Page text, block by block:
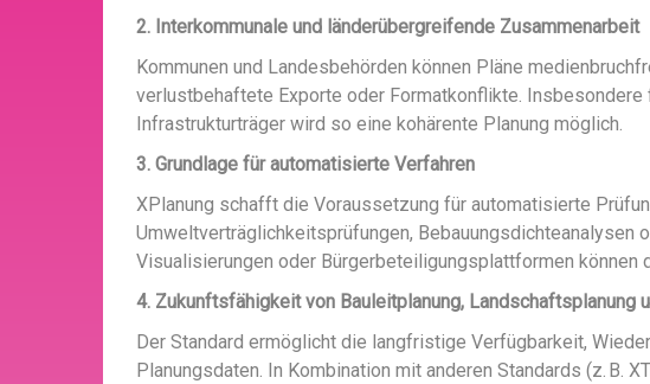
2. Interkommunale und länderübergreifende Zusammenarbeit
Kommunen und Landesbehörden können Pläne
verlustbehaftete Exporte oder Formatkonflikte.
Infrastrukturträger wird so eine kohärente Planung möglich.
3. Grundlage für automatisierte Verfahren
XPlanung schafft die Voraussetzung für automatisierte
Umweltverträglichkeitsprüfungen,
Visualisierungen oder Bürgerbeteiligungsplattformen
4. Zukunftsfähigkeit von Bauleitplanung, Landschaftsplanung
Der Standard ermöglicht die langfristige Verfügbarkeit,
Planungsdaten. In Kombination mit anderen Standards (z. B.